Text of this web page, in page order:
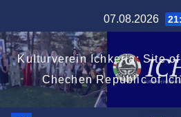
к
содержимому
07.08.2026
Kulturverein Ichkeria: Site
Chechen Republic of